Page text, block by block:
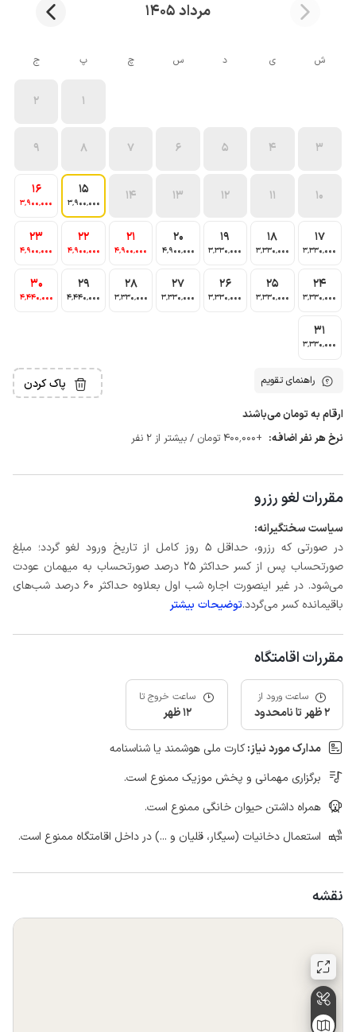
مرداد 1405
ش ی د س چ پ ج
1
2
3
4
5
6
7
8
9
10
11
12
13
14
15
3٬900٬000
16
3٬900٬000
17
3٬330٬000
18
3٬330٬000
19
3٬330٬000
20
4٬900٬000
21
4٬900٬000
22
4٬900٬000
23
4٬900٬000
24
3٬330٬000
25
3٬330٬000
26
3٬330٬000
27
3٬330٬000
28
3٬330٬000
29
4٬440٬000
30
4٬440٬000
31
3٬330٬000
راهنمای تقویم پاک کردن
ارقام به تومان می‌باشند
نرخ هر نفر اضافه: +400٬000 تومان / بیشتر از 2 نفر
مقررات لغو رزرو
سیاست سختگیرانه:
در صورتی که رزرو، حداقل 5 روز کامل از تاریخ ورود لغو گردد؛ مبلغ
صورتحساب پس از کسر حداکثر 25 درصد صورتحساب به میهمان عودت
می‌شود. در غیر اینصورت اجاره شب اول بعلاوه حداکثر 60 درصد شب‌های
باقیمانده کسر می‌گردد.توضیحات بیشتر
مقررات اقامتگاه
ساعت ورود از
2 ظهر تا نامحدود
ساعت خروج تا
12 ظهر
مدارک مورد نیاز:کارت ملی هوشمند یا شناسنامه
برگزاری مهمانی و پخش موزیک ممنوع است.
همراه داشتن حیوان خانگی ممنوع است.
استعمال دخانیات (سیگار، قلیان و ...) در داخل اقامتگاه ممنوع است.
نقشه